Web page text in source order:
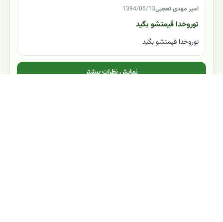
امیر مهدی تعجبی1394/05/13
توروخدا قیمتشو بگید
توروخدا قیمتشو بگید
نمایش نظرات بیشتر